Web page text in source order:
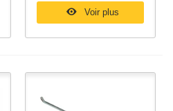
Voir plus